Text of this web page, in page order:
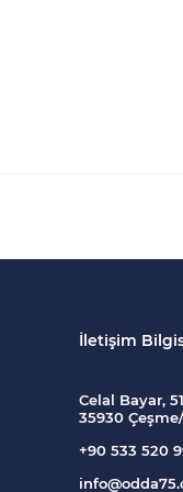
İletişim
Celal Bayar,
35930
+90 533 520